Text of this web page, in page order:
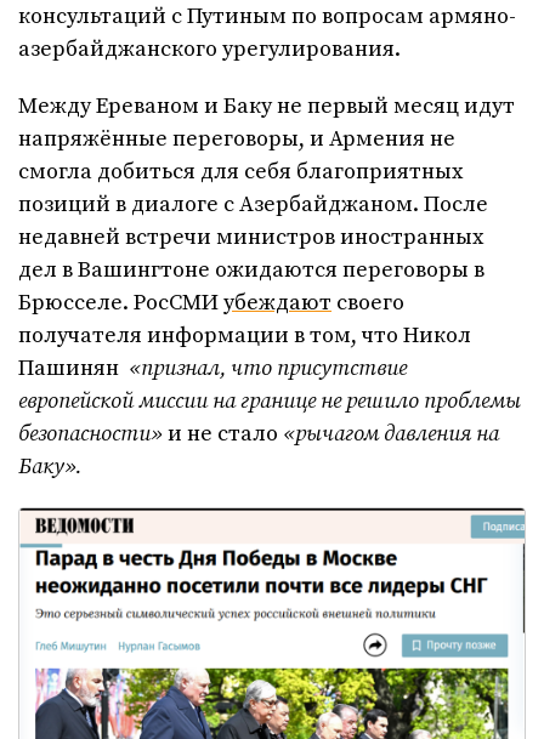
консультаций с Путиным по вопросам армяно-
азербайджанского урегулирования.
Между Ереваном и Баку не первый месяц идут
напряжённые переговоры, и Армения не
смогла добиться для себя благоприятных
позиций в диалоге с Азербайджаном. После
недавней встречи министров иностранных
дел в Вашингтоне ожидаются переговоры в
Брюсселе. РосСМИубеждают своего
получателя информации в том, что Никол
Пашинян «признал, что присутствие
европейской миссии на границе не решило проблемы
безопасности»и не стало «рычагом давления на
Баку».